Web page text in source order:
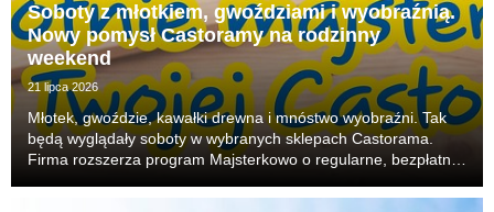
Soboty z młotkiem, gwoździami i wyobraźnią.
Nowy pomysł Castoramy na rodzinny
weekend
21 lipca 2026
Młotek, gwoździe, kawałki drewna i mnóstwo wyobraźni. Tak
będą wyglądały soboty w wybranych sklepach Castorama.
Firma rozszerza program Majsterkowo o regularne, bezpłatne
budować, skręcać i tworzyć własne projekty, r...